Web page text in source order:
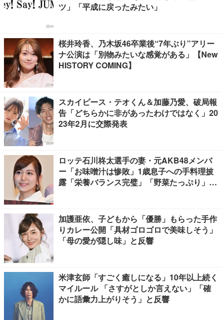
ツ」「平成に戻ったみたい」
桜井玲香、乃木坂46卒業後“7年ぶり”アリー
ナ公演は「別物みたいな感覚がある」【New
HISTORY COMING】
スカイピース・テオくん＆加藤乃愛、破局報
告「どちらかに非があったわけではなく」20
23年2月に交際発表
ロッテ石川柊太選手の妻・元AKB48メンバ
ー「お味噌汁は惨敗」1歳息子への手料理披
露「栄養バランス完璧」「野菜たっぷり」の
加護亜依、子どもから「優勝」もらった手作
りカレー公開「具材ゴロゴロで美味しそう」
「母の愛が隠し味」と反響
米津玄師「すごく癒しになる」10年以上続く
マイルール 「さすがとしか言えない」「確
かに語彙力上がりそう」と反響